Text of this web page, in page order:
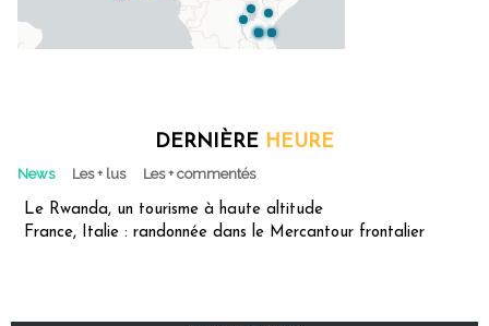
DERNIÈRE HEURE
News Les + lus Les + commentés
Le Rwanda, un tourisme à haute altitude
France, Italie : randonnée dans le Mercantour frontalier